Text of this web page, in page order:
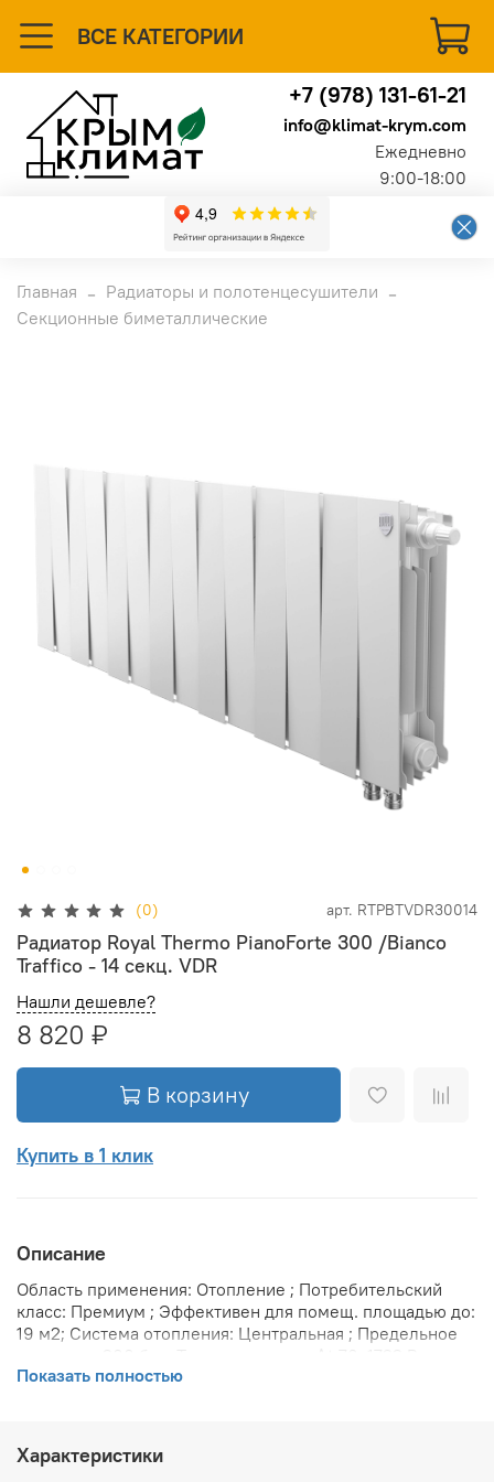
ВСЕ КАТЕГОРИИ
+7 (978) 131-61-21
info@klimat-krym.com
Ежедневно
9:00-18:00
Главная
Радиаторы и полотенцесушители
Секционные биметаллические
(0) арт. RTPBTVDR30014
Радиатор Royal Thermo PianoForte 300 /Bianco
Traffico - 14 секц. VDR
Нашли дешевле?
8 820 ₽
В корзину
Купить в 1 клик
Описание
Область применения: Отопление ; Потребительский
класс: Премиум ; Эффективен для помещ. площадью до:
19 м2; Система отопления: Центральная ; Предельное
Теплоотдача при Δt 60: 1722 Вт; Теплоотдача при Δt 50:
теплоносителя: 110 °С; Межосевое расстояние: 300 мм;
Давление опрессовки: 45 бар; Объем воды в радиаторе:
Показать полностью
Характеристики